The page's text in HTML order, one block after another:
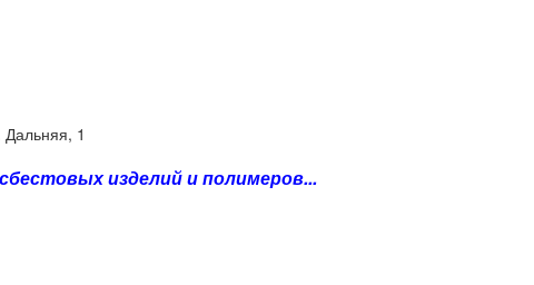
Дальняя, 1
изделий и полимеров...